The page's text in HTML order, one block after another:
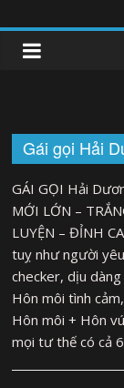
to
content
Gái gọi Hải
GÁI GỌI Hải
MỚI LỚN –
LUYỆN – ĐỈNH
tuỵ như người
checker, dịu dàng
Hôn môi tình
Hôn môi + Hôn
mọi tư thế có cả